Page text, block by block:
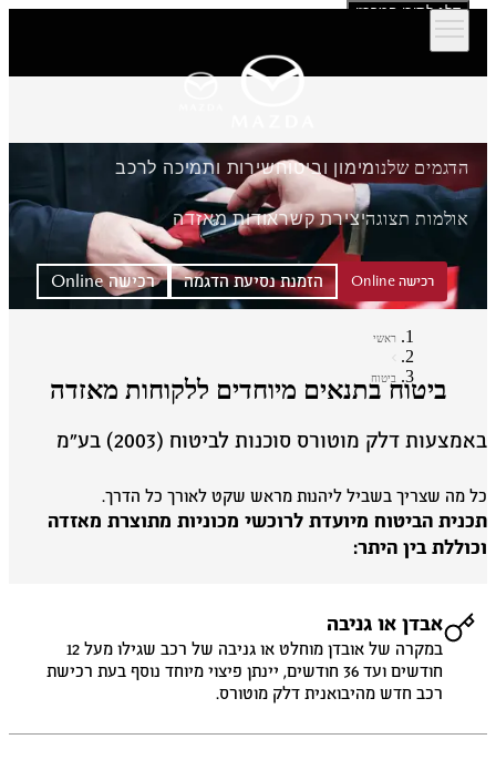
דלג לתוכן המרכזי
הדגמים שלנומימון וביטוחשירות ותמיכה לרכב
אולמות תצוגהיצירת קשראודות מאזדה
רכישה Online הזמנת נסיעת הדגמה רכישה Online
ראשי
ביטוח
ביטוח בתנאים מיוחדים ללקוחות מאזדה
דלק מוטורס סוכנות לביטוח (2003) בע״מ
מה שצריך בשביל ליהנות מראש שקט לאורך כל הדרך.
הביטוח מיועדת לרוכשי מכוניות מתוצרת מאזדה
בין היתר:
אבדן או גניבה
במקרה של אובדן מוחלט או גניבה של רכב שגילו מעל 12
חודשים ועד 36 חודשים, יינתן פיצוי מיוחד נוסף בעת רכישת
רכב חדש מהיבואנית דלק מוטורס.